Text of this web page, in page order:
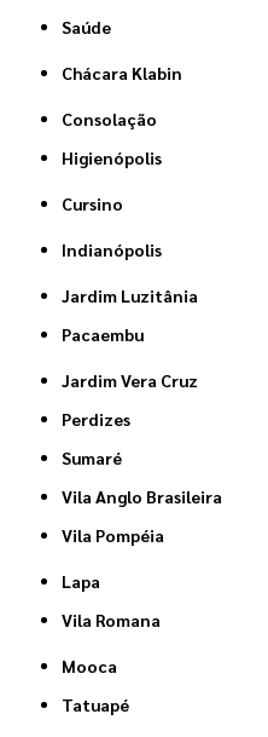
Saúde
Chácara Klabin
Consolação
Higienópolis
Cursino
Indianópolis
Jardim Luzitânia
Pacaembu
Jardim Vera Cruz
Perdizes
Sumaré
Vila Anglo Brasileira
Vila Pompéia
Lapa
Vila Romana
Mooca
Tatuapé